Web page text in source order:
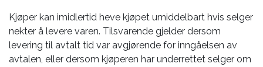
Kjøper kan imidlertid heve kjøpet umiddelbart hvis selger
nekter å levere varen. Tilsvarende gjelder dersom
levering til avtalt tid var avgjørende for inngåelsen av
avtalen, eller dersom kjøperen har underrettet selger om